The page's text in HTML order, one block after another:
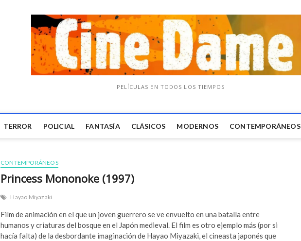
PELÍCULAS EN TODOS LOS TIEMPOS
TERROR POLICIAL FANTASÍA CLÁSICOS MODERNOS CONTEMPORÁNEOS
CONTEMPORÁNEOS
Princess Mononoke (1997)
Hayao Miyazaki
Film de animación en el que un joven guerrero se ve envuelto en una batalla entre
humanos y criaturas del bosque en el Japón medieval. El film es otro ejemplo más (por si
hacía falta) de la desbordante imaginación de Hayao Miyazaki, el cineasta japonés que